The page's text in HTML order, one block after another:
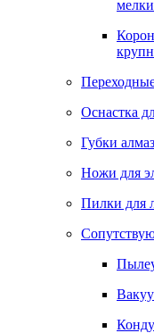
Оснастка
Губки
Ножи для
Пилки для